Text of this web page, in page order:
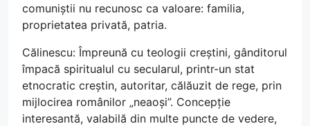
comuniștii nu recunosc ca valoare: familia,
proprietatea privată, patria.
Călinescu: Împreună cu teologii creștini, gânditorul
împacă spiritualul cu secularul, printr-un stat
etnocratic creștin, autoritar, călăuzit de rege, prin
mijlocirea românilor „neaoși”. Concepție
interesantă, valabilă din multe puncte de vedere,